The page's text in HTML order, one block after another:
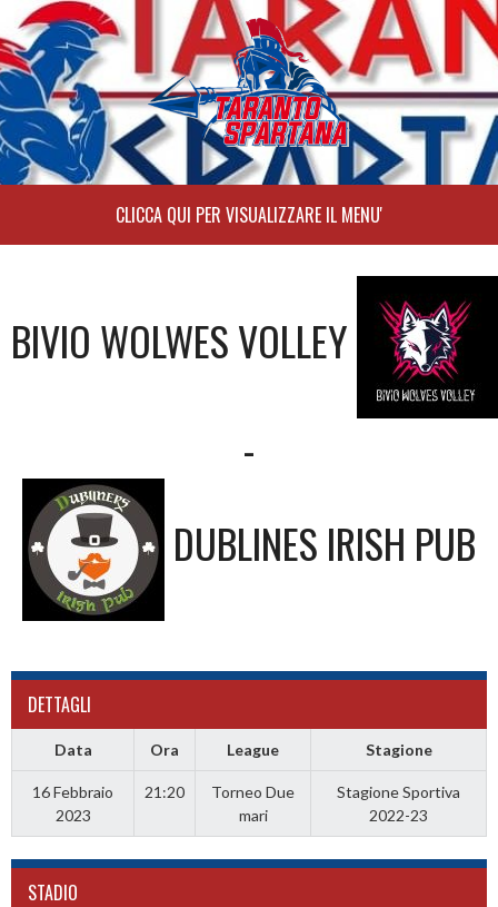
Skip
to
content
BIVIO WOLWES VOLLEY
-
DUBLINES IRISH PUB
DETTAGLI
Data Ora League Stagione
16 Febbraio
2023
21:20
Torneo Due
mari
Stagione Sportiva
2022-23
STADIO